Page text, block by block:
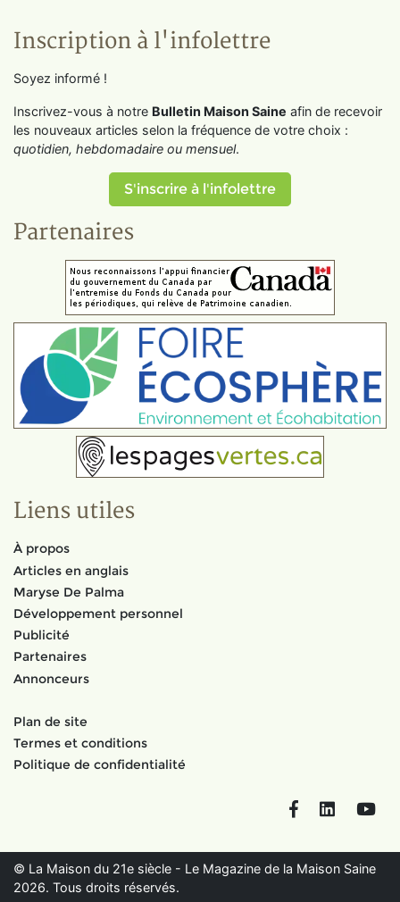
Inscription à l'infolettre
Soyez informé !
Inscrivez-vous à notre Bulletin Maison Saine afin de recevoir
les nouveaux articles selon la fréquence de votre choix :
quotidien, hebdomadaire ou mensuel.
S'inscrire à l'infolettre
Partenaires
Liens utiles
À propos
Articles en anglais
Maryse De Palma
Développement personnel
Publicité
Partenaires
Annonceurs
Plan de site
Termes et conditions
Politique de confidentialité
FacebookLinkedIn
© La Maison du 21e siècle - Le Magazine de la Maison Saine
2026. Tous droits réservés.